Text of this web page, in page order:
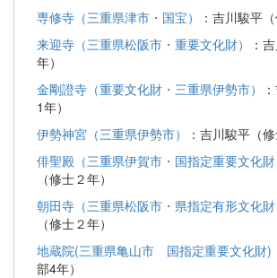
専修寺（三重県津市・国宝）
：吉川駿平
来迎寺（三重県松阪市・重要文化財）
：
年）
金剛證寺（重要文化財・三重県伊勢市）
1年）
伊勢神宮（三重県伊勢市）
：吉川駿平（修
俳聖殿（三重県伊賀市・国指定重要文化財
（修士２年）
朝田寺（三重県松阪市・県指定有形文化財
（修士２年）
地蔵院(三重県亀山市 国指定重要文化財)
部4年）